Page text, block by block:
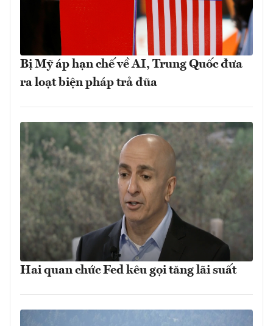
Bị Mỹ áp hạn chế về AI, Trung Quốc đưa
ra loạt biện pháp trả đũa
Hai quan chức Fed kêu gọi tăng lãi suất